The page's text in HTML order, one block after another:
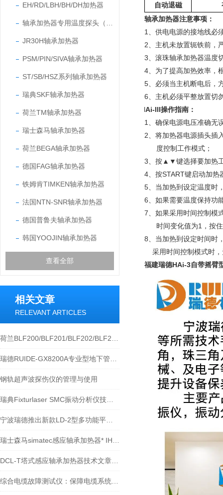
EH/RD/LBH/BH/DH加热器
JR30H轴承加热器
PSM/PIN/SIVA轴承加热器
ST/SB/HSZ系列轴承加热器
瑞典SKF轴承加热器
荷兰TM轴承加热器
瑞士森马轴承加热器
荷兰BEGA轴承加热器
德国FAG轴承加热器
铁姆肯TIMKEN轴承加热器
法国NTN-SNR轴承加热器
德国普鲁夫轴承加热器
韩国YOOJIN轴承加热器
查看全部
相关文章
RELEVANT ARTICLES
钢轨超声波探伤仪的管理与使用
自动退磁
轴承加热器注意事项 ：
1、供电电源的接地线必
2、主机未放置轭铁前，
3、滚珠轴承加热器温度
4、为了提高加热效率，
5、必须当主机断电后，
6、 主机必须平整放置切
HAi-III操作指南 ：
1、确保电源电压准确无
2、将加热器电源插头插
度控制工作模式；
3、按▲▼键选择要加热
4、按START键启动加热
5、当加热到设定温度时
6、如果需要温度保持功
7、如果采用时间控制模
时间变化值为1，按
8、当加热到设定时间时
采用时间控制模式时，
福建瑞德HAi-3自带摇臂